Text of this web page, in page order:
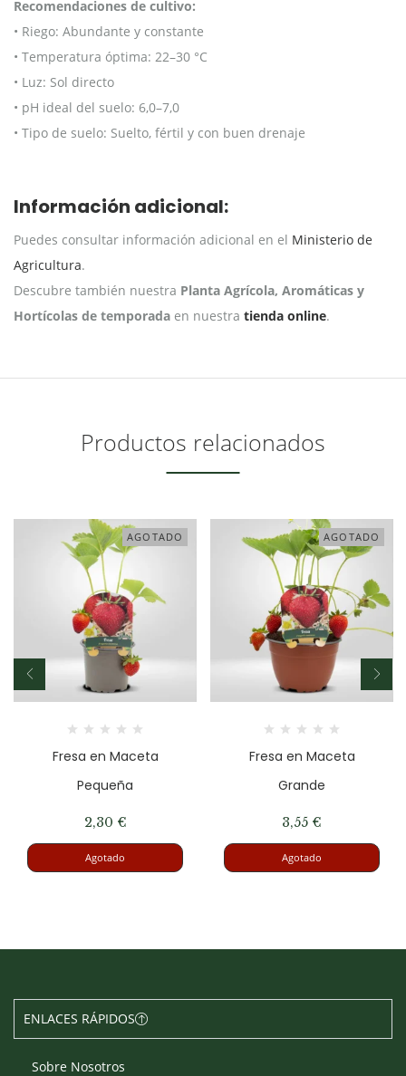
Recomendaciones de cultivo:
• Riego: Abundante y constante
• Temperatura óptima: 22–30 °C
• Luz: Sol directo
• pH ideal del suelo: 6,0–7,0
• Tipo de suelo: Suelto, fértil y con buen drenaje
Información adicional:
Puedes consultar información adicional en el Ministerio de
Agricultura.
Descubre también nuestra Planta Agrícola, Aromáticas y
Hortícolas de temporada en nuestra tienda online.
Productos relacionados
AGOTADO
Fresa en Maceta
Pequeña
2,30 €
Agotado
AGOTADO
Fresa en Maceta
Grande
3,55 €
Agotado
ENLACES RÁPIDOS
Sobre Nosotros